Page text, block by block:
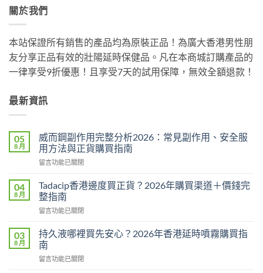
關於我們
本站保證所有銷售的產品均為原裝正品！為廣大香港男性朋
友分享正品有效的壯陽延時保健品。凡在本商城訂購產品的
一律享受9折優惠！且享受7天的試用保障，無效全額退款！
最新資訊
05
8 月
威而鋼副作用完整分析2026：常見副作用、安全服
用方法與正貨購買指南
在
而
鋼
副
作
完
整
分
析
留言功能已關閉
04
8 月
Tadacip香港邊度買正貨？2026年購買渠道＋價錢完
整指南
在
香
港
邊
度
留言功能已關閉
03
8 月
持久液哪裡買先安心？2026年香港延時噴霧購買指
南
在
留言功能已關閉